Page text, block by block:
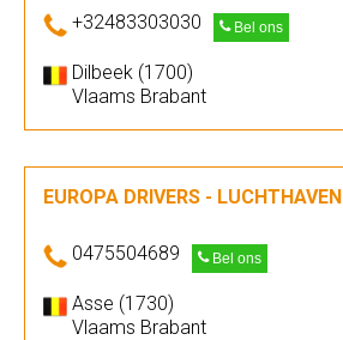
+32483303030 Bel ons
Dilbeek (1700)
Vlaams Brabant
EUROPA DRIVERS - LUCHTHAVEN
0475504689 Bel ons
Asse (1730)
Vlaams Brabant